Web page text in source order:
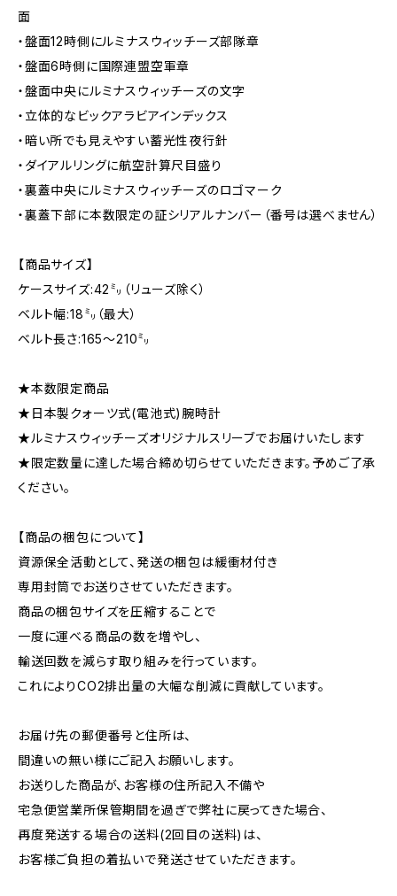
面
・盤面12時側にルミナスウィッチーズ部隊章
・盤面6時側に国際連盟空軍章
・盤面中央にルミナスウィッチーズの文字
・立体的なビックアラビアインデックス
・暗い所でも見えやすい蓄光性夜行針
・ダイアルリングに航空計算尺目盛り
・裏蓋中央にルミナスウィッチーズのロゴマーク
・裏蓋下部に本数限定の証シリアルナンバー（番号は選べません）
【商品サイズ】
ケースサイズ:42㍉（リューズ除く）
ベルト幅:18㍉（最大）
ベルト長さ:165〜210㍉
★本数限定商品
★日本製クォーツ式(電池式)腕時計
★ルミナスウィッチーズオリジナルスリーブでお届けいたします
★限定数量に達した場合締め切らせていただきます。予めご了承
ください。
【商品の梱包について】
資源保全活動として、発送の梱包は緩衝材付き
専用封筒でお送りさせていただきます。
商品の梱包サイズを圧縮することで
一度に運べる商品の数を増やし、
輸送回数を減らす取り組みを行っています。
これによりCO2排出量の大幅な削減に貢献しています。
お届け先の郵便番号と住所は、
間違いの無い様にご記入お願いします。
お送りした商品が、お客様の住所記入不備や
宅急便営業所保管期間を過ぎで弊社に戻ってきた場合、
再度発送する場合の送料(2回目の送料)は、
お客様ご負担の着払いで発送させていただきます。